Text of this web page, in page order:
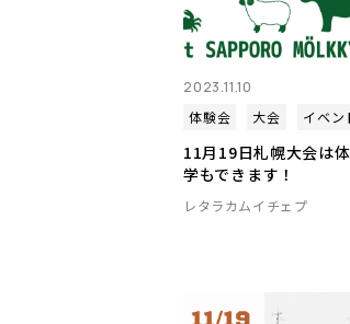
2023.11.10
体験会
大会 イベン
11月19日札幌大会は
学もできます！
レタラカムイチェプ